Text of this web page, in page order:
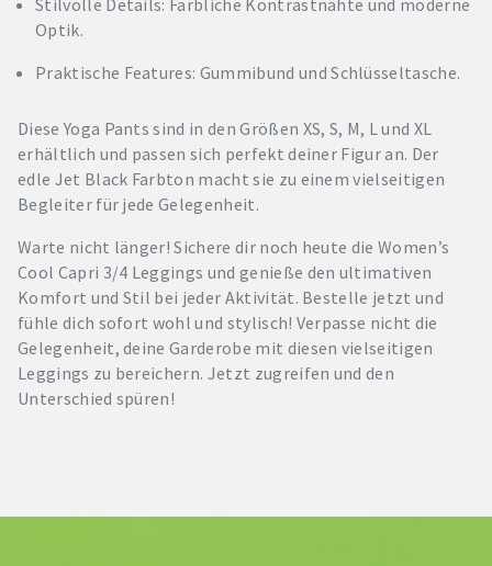
Stilvolle Details: Farbliche Kontrastnähte und moderne
Optik.
Praktische Features: Gummibund und Schlüsseltasche.
Diese Yoga Pants sind in den Größen XS, S, M, L und XL
erhältlich und passen sich perfekt deiner Figur an. Der
edle Jet Black Farbton macht sie zu einem vielseitigen
Begleiter für jede Gelegenheit.
Warte nicht länger! Sichere dir noch heute die Women’s
Cool Capri 3/4 Leggings und genieße den ultimativen
Komfort und Stil bei jeder Aktivität. Bestelle jetzt und
fühle dich sofort wohl und stylisch! Verpasse nicht die
Gelegenheit, deine Garderobe mit diesen vielseitigen
Leggings zu bereichern. Jetzt zugreifen und den
Unterschied spüren!